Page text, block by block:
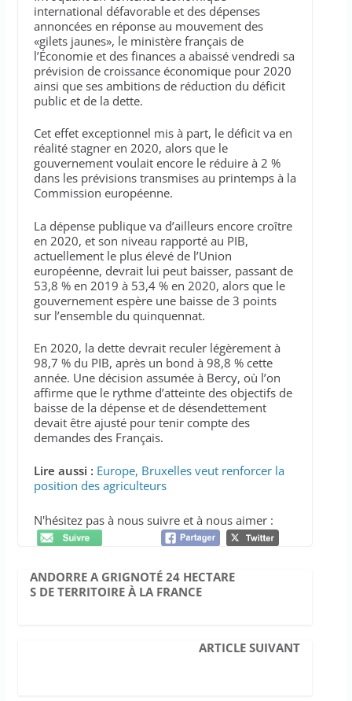
international défavorable et des dépenses
annoncées en réponse au mouvement des
«gilets jaunes», le ministère français de
l’Économie et des finances a abaissé vendredi sa
prévision de croissance économique pour 2020
ainsi que ses ambitions de réduction du déficit
public et de la dette.
Cet effet exceptionnel mis à part, le déficit va en
réalité stagner en 2020, alors que le
gouvernement voulait encore le réduire à 2 %
dans les prévisions transmises au printemps à la
Commission européenne.
La dépense publique va d’ailleurs encore croître
en 2020, et son niveau rapporté au PIB,
actuellement le plus élevé de l’Union
européenne, devrait lui peut baisser, passant de
53,8 % en 2019 à 53,4 % en 2020, alors que le
gouvernement espère une baisse de 3 points
sur l’ensemble du quinquennat.
En 2020, la dette devrait reculer légèrement à
98,7 % du PIB, après un bond à 98,8 % cette
année. Une décision assumée à Bercy, où l’on
affirme que le rythme d’atteinte des objectifs de
baisse de la dépense et de désendettement
devait être ajusté pour tenir compte des
demandes des Français.
Lire aussi : Europe, Bruxelles veut renforcer la
position des agriculteurs
N'hésitez pas à nous suivre et à nous aimer :
ANDORRE A GRIGNOTÉ 24 HECTARE
S DE TERRITOIRE À LA FRANCE
ARTICLE SUIVANT